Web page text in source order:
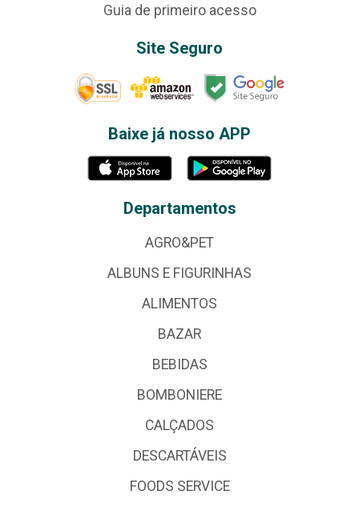
Guia de primeiro acesso
Site Seguro
Baixe já nosso APP
Departamentos
AGRO&PET
ALBUNS E FIGURINHAS
ALIMENTOS
BAZAR
BEBIDAS
BOMBONIERE
CALÇADOS
DESCARTÁVEIS
FOODS SERVICE